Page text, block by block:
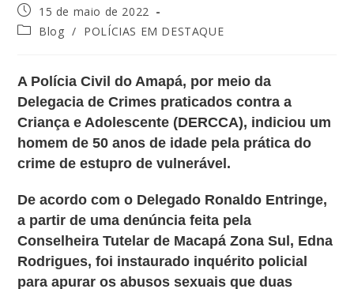
15 de maio de 2022
Blog / POLÍCIAS EM DESTAQUE
A Polícia Civil do Amapá, por meio da
Delegacia de Crimes praticados contra a
Criança e Adolescente (DERCCA), indiciou um
homem de 50 anos de idade pela prática do
crime de estupro de vulnerável.
De acordo com o Delegado Ronaldo Entringe,
a partir de uma denúncia feita pela
Conselheira Tutelar de Macapá Zona Sul, Edna
Rodrigues, foi instaurado inquérito policial
para apurar os abusos sexuais que duas